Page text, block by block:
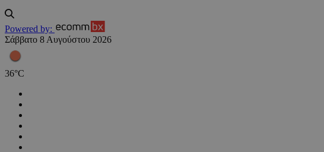
Powered by:
Σάββατο 8 Αυγούστου 2026
36°C